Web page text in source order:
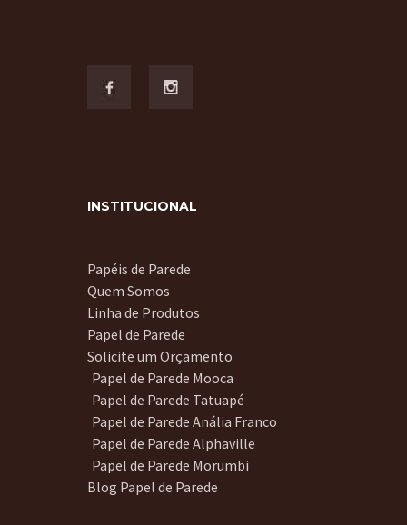
INSTITUCIONAL
Papéis de Parede
Quem Somos
Linha de Produtos
Papel de Parede
Solicite um Orçamento
Papel de Parede Mooca
Papel de Parede Tatuapé
Papel de Parede Anália Franco
Papel de Parede Alphaville
Papel de Parede Morumbi
Blog Papel de Parede